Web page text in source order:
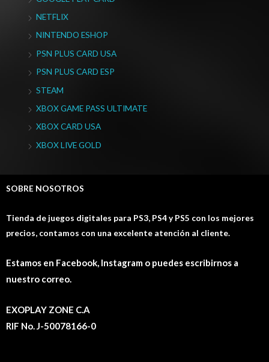
NETFLIX
NINTENDO ESHOP
PSN PLUS CARD USA
PSN PLUS CARD ESP
STEAM
XBOX GAME PASS ULTIMATE
XBOX CARD USA
XBOX LIVE GOLD
SOBRE NOSOTROS
Tienda de juegos digitales para PS3, PS4 y PS5 con los mejores
precios, contamos con una excelente atención al cliente.
Estamos en Facebook, Instagram o puedes escribirnos a
nuestro correo.
EXOPLAY ZONE C.A
RIF No. J-50078166-0